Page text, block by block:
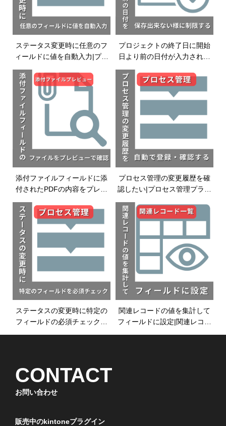
ステータス変更時に任意のフ
ィールドに値を自動入力|プロ
ラグイン
プロジェクトの終了日に開始
日より前の日付が入力された
力制御プラグイン|kintoneプラ
グイン
添付ファイルフィールドに添
付されたPDFの内容をプレビ
ルプレビュープラグイ
ン|kintoneプラグイン
プロセス管理の変更履歴を確
認したい|プロセス管理プラグ
ステータスの変更時に特定の
フィールドの必須チェックを
関連レコードの値を集計して
フィールドに設定|関連レコー
CONTACT
お問い合わせ
販売中のkintoneプラグイン